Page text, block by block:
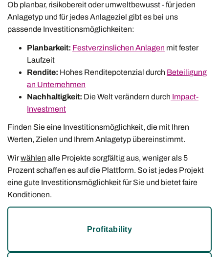
Ob planbar, risikobereit oder umweltbewusst - für jeden
Anlagetyp und für jedes Anlageziel gibt es bei uns
passende Investitionsmöglichkeiten:
Planbarkeit: Festverzinslichen Anlagen mit fester
Laufzeit
Rendite: Hohes Renditepotenzial durch Beteiligung
an Unternehmen
Nachhaltigkeit: Die Welt verändern durch Impact-
Investment
Finden Sie eine Investitionsmöglichkeit, die mit Ihren
Werten, Zielen und Ihrem Anlagetyp übereinstimmt.
Wirwählen alle Projekte sorgfältig aus, weniger als 5
Prozent schaffen es auf die Plattform. So ist jedes Projekt
eine gute Investitionsmöglichkeit für Sie und bietet faire
Konditionen.
Profitability